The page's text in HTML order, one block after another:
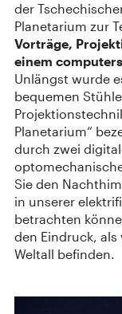
der
Planetarium zur
Vorträge,
einem
Unlängst wurde
bequemen
Planetarium“
durch zwei
Sie den
in unserer
betrachten
den Eindruck,
Weltall befinden.